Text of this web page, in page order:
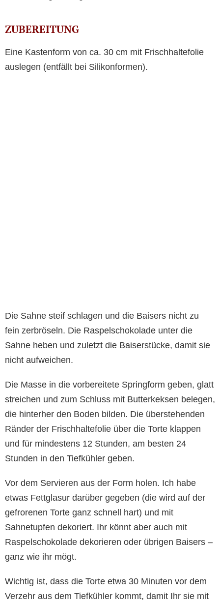
ZUBEREITUNG
Eine Kastenform von ca. 30 cm mit Frischhaltefolie
auslegen (entfällt bei Silikonformen).
Die Sahne steif schlagen und die Baisers nicht zu
fein zerbröseln. Die Raspelschokolade unter die
Sahne heben und zuletzt die Baiserstücke, damit sie
nicht aufweichen.
Die Masse in die vorbereitete Springform geben, glatt
streichen und zum Schluss mit Butterkeksen belegen,
die hinterher den Boden bilden. Die überstehenden
Ränder der Frischhaltefolie über die Torte klappen
und für mindestens 12 Stunden, am besten 24
Stunden in den Tiefkühler geben.
Vor dem Servieren aus der Form holen. Ich habe
etwas Fettglasur darüber gegeben (die wird auf der
gefrorenen Torte ganz schnell hart) und mit
Sahnetupfen dekoriert. Ihr könnt aber auch mit
Raspelschokolade dekorieren oder übrigen Baisers –
ganz wie ihr mögt.
Wichtig ist, dass die Torte etwa 30 Minuten vor dem
Verzehr aus dem Tiefkühler kommt, damit Ihr sie mit